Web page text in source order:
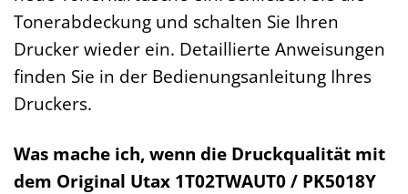
Tonerabdeckung und schalten Sie Ihren
Drucker wieder ein. Detaillierte Anweisungen
finden Sie in der Bedienungsanleitung Ihres
Druckers.
Was mache ich, wenn die Druckqualität mit
dem Original Utax 1T02TWAUT0 / PK5018Y